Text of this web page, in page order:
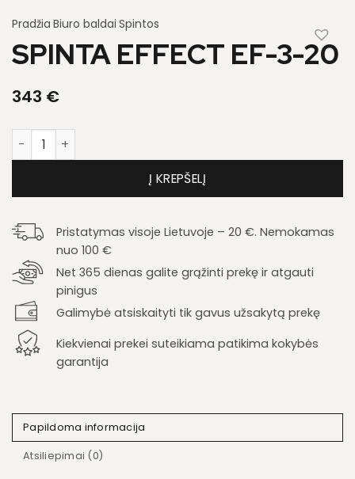
Pradžia Biuro baldai Spintos
SPINTA EFFECT EF-3-20
343 €
produkto kiekis: Spinta Effect EF-3-20
Į KREPŠELĮ
Pristatymas visoje Lietuvoje – 20 €. Nemokamas
nuo 100 €
Net 365 dienas galite grąžinti prekę ir atgauti
pinigus
Galimybė atsiskaityti tik gavus užsakytą prekę
Kiekvienai prekei suteikiama patikima kokybės
garantija
Papildoma informacija
Atsiliepimai (0)